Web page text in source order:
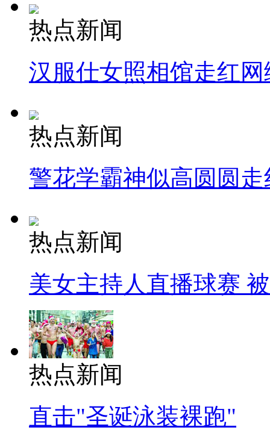
热点新闻
汉服仕女照相馆走红网
热点新闻
警花学霸神似高圆圆走
热点新闻
美女主持人直播球赛
热点新闻
直击"圣诞泳装裸跑"